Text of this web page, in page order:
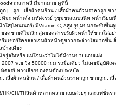
จากเกาหลี มีมากมาย ดูที่นี้
ก | ..ถูก.. เสื้อผ้าคนอ้วน / เสื้อผ้าคนอ้วนราคาถูก ข
หิมะ หน้าเด้ง มหัศจรรย์ รูขุมขนแนบสนิท หน้าเรียบ
าใส(โทนเนอร์) มีVitamin C, Aสูง รูขุมขนกระชับ
อดขายดีไม่เลิก สุดยอดสารปรับผิวหน้าให้ขาวใสอ
มเชอร์รี่คอลลาเจนผิวหน้าดูขาวกระจ่างใสมากขึ้น
ข้างเคียง
ยู่จริงหรือ แน่ใจนะว่าไม่ได้มีงานขายแอบแฝง
พ.ย วิ่ง 50000 ก.ม รถมือเดียว ไม่เคยมีอุบัติเห
ศจรร์ ทางเลือกของคนต้องประหยัด
เสื้อผ้าคนอ้วน / เสื้อผ้าคนอ้วนราคาถูก ขายถูก.. เ
HK/CH/THสินค้าหลากหลาย แบบสวยๆ และแฟชั่นรา